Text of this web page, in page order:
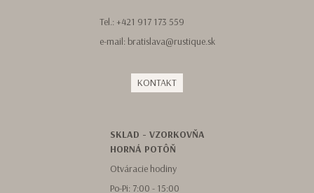
Tel.: +421 917 173 559
e-mail: bratislava@rustique.sk
KONTAKT
SKLAD - VZORKOVŇA
HORNÁ POTÔŇ
Otváracie hodiny
Po-Pi: 7:00 - 15:00